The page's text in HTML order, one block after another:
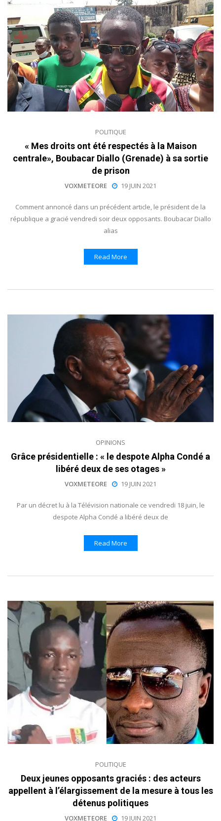
POLITIQUE
« Mes droits ont été respectés à la Maison
centrale», Boubacar Diallo (Grenade) à sa sortie
de prison
VOXMETEORE 19 JUIN 2021
Comment annoncé dans un précédent article, le président de la
république a gracié vendredi soir deux opposants. Boubacar Diallo
alias
Read More
OPINIONS
Grâce présidentielle : « le despote Alpha Condé a
libéré deux de ses otages »
VOXMETEORE 19 JUIN 2021
Par un décret lu à la Télévision nationale ce vendredi 18 juin, le
despote Alpha Condé a libéré deux de
Read More
POLITIQUE
Deux jeunes opposants graciés : des acteurs
appellent à l’élargissement de la mesure à tous les
détenus politiques
VOXMETEORE 19 JUIN 2021